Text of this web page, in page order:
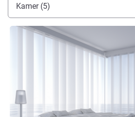
Kamer (5)
Meer informatie